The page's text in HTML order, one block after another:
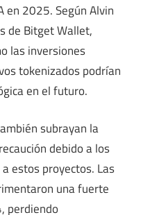
en 2025. Según Alvin
de Bitget Wallet,
las inversiones
tokenizados podrían
en el futuro.
subrayan la
debido a los
estos proyectos. Las
una fuerte
perdiendo